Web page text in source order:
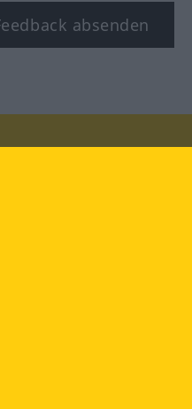
absenden